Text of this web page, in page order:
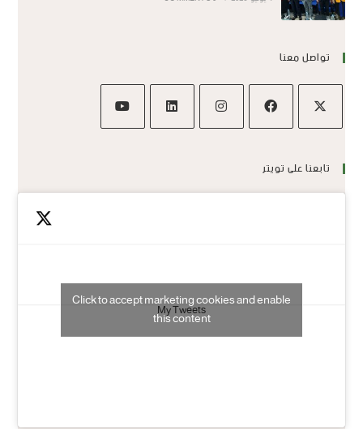
تواصل معنا
تابعنا على تويتر
My Tweets
Click to accept marketing cookies and enable
this content